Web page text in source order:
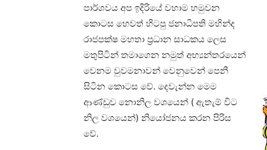
පාර්ශවය අප ඉදිරියේ වහාම හමුවන
කොටස හෙවත් හිටපු ජනාධිපති මහින්ද
රාජපක්ෂ මහතා ප්‍රධාන සාධකය ලෙස
මතුපිටින් තමාගෙන නමුත් අභ්‍යන්තරයෙන්
වෙනම වුවමනාවන් වෙනුවෙන් පෙනී
සිටින කොටස වේ. දෙවැන්න මෙම
ආණ්ඩුව නොනිල වශයෙන් ( ඇතැම් විට
නිල වශයෙන්) නියෝජනය කරන පිරිස
වේ.